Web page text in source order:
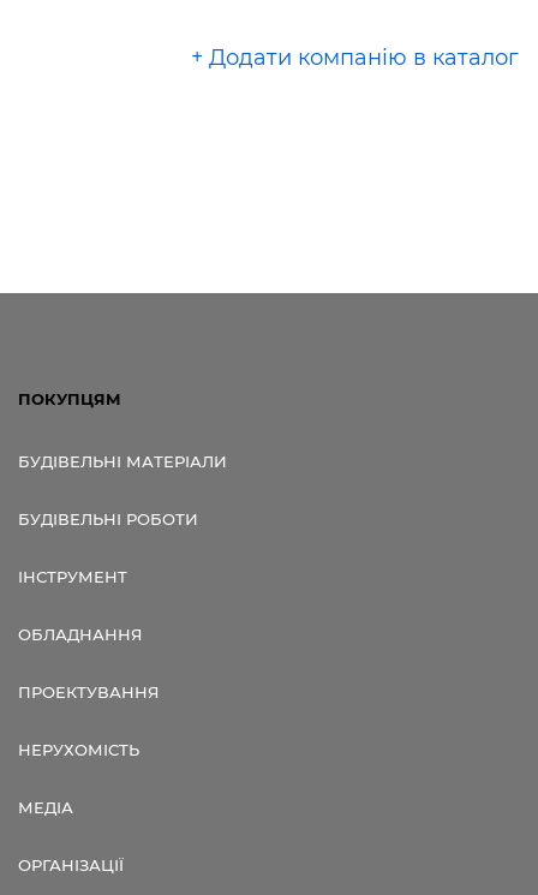
+ Додати компанію в каталог
ПОКУПЦЯМ
БУДІВЕЛЬНІ МАТЕРІАЛИ
БУДІВЕЛЬНІ РОБОТИ
ІНСТРУМЕНТ
ОБЛАДНАННЯ
ПРОЕКТУВАННЯ
НЕРУХОМІСТЬ
МЕДІА
ОРГАНІЗАЦІЇ